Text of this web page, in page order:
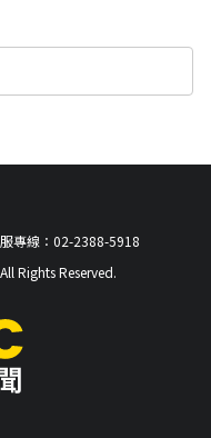
專線：02-2388-5918
Rights Reserved.